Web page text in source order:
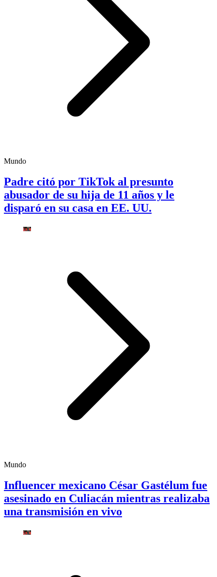
Mundo
Padre citó por TikTok al presunto
abusador de su hija de 11 años y le
disparó en su casa en EE. UU.
Mundo
Influencer mexicano César Gastélum fue
asesinado en Culiacán mientras realizaba
una transmisión en vivo